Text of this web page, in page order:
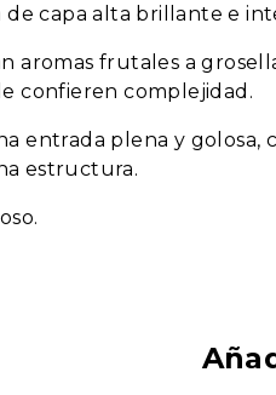
capa alta brillante e
aromas frutales a
confieren complejidad.
entrada plena y
estructura.